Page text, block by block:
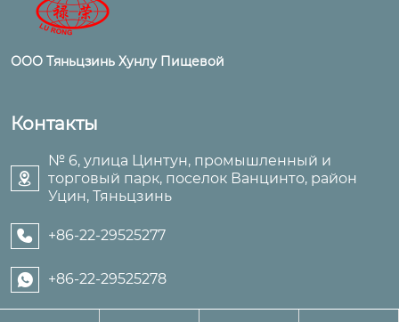
ООО Тяньцзинь Хунлу Пищевой
Контакты

№ 6, улица Цинтун, промышленный и
торговый парк, поселок Ванцинто, район
Уцин, Тяньцзинь
 +86-22-29525277
 +86-22-29525278